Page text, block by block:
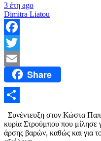
3 έτη ago
Dimitra Liatou
Facebook
Twitter
Email Share
Μοιραστείτε
Συνέντευξη στον Κώστα
κυρία Στρούμπου που μίλησε
άρσης βαρών, καθώς και για